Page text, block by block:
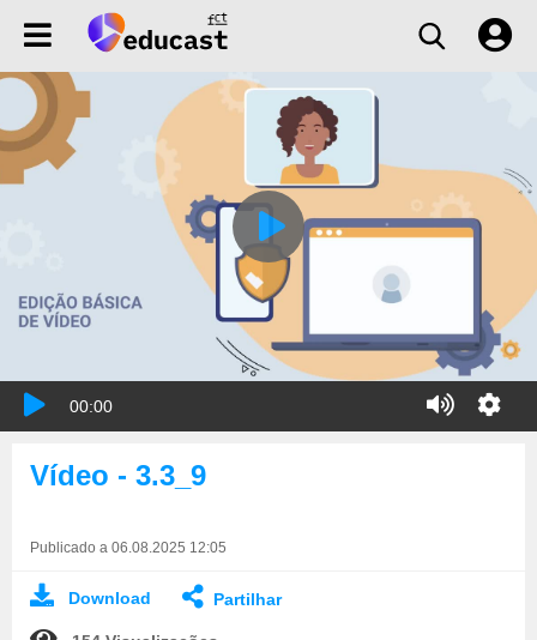
00:00
Vídeo - 3.3_9
Publicado a 06.08.2025 12:05
Download Partilhar